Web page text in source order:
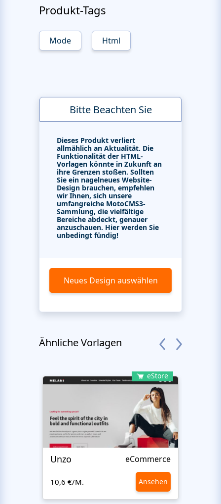
Produkt-Tags
Mode Html
Bitte Beachten Sie
Dieses Produkt verliert
allmählich an Aktualität. Die
Funktionalität der HTML-
Vorlagen könnte in Zukunft an
ihre Grenzen stoßen. Sollten
Sie ein nagelneues Website-
Design brauchen, empfehlen
wir Ihnen, sich unsere
umfangreiche MotoCMS3-
Sammlung, die vielfältige
Bereiche abdeckt, genauer
anzuschauen. Hier werden Sie
unbedingt fündig!
Neues Design auswählen
Ähnliche Vorlagen
eStore
Unzo eCommerce
10,6 €/M. Ansehen